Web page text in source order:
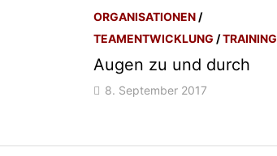
ORGANISATIONEN/
TEAMENTWICKLUNG /TRAINING
Augen zu und durch
8. September 2017